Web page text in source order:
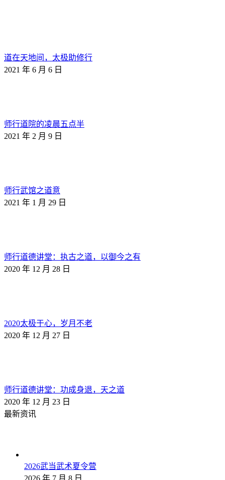
道在天地间，太极助修行
2021 年 6 月 6 日
师行道院的凌晨五点半
2021 年 2 月 9 日
师行武馆之道意
2021 年 1 月 29 日
师行道德讲堂：执古之道，以御今之有
2020 年 12 月 28 日
2020太极于心，岁月不老
2020 年 12 月 27 日
师行道德讲堂：功成身退，天之道
2020 年 12 月 23 日
最新资讯
2026武当武术夏令营